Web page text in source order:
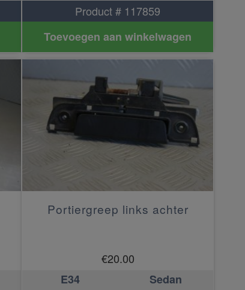
Product # 117859
Toevoegen aan winkelwagen
Portiergreep links achter
€20.00
E34
Sedan